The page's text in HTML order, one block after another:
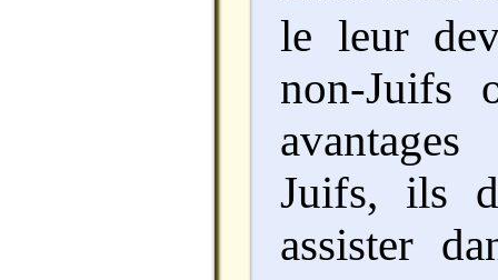
le leur
non-Juifs
Juifs, ils
assister